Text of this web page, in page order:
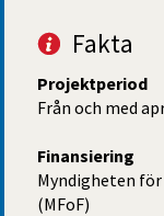
Fakta
Projektperiod
Från och med
Finansiering
Myndigheten
(MFoF)